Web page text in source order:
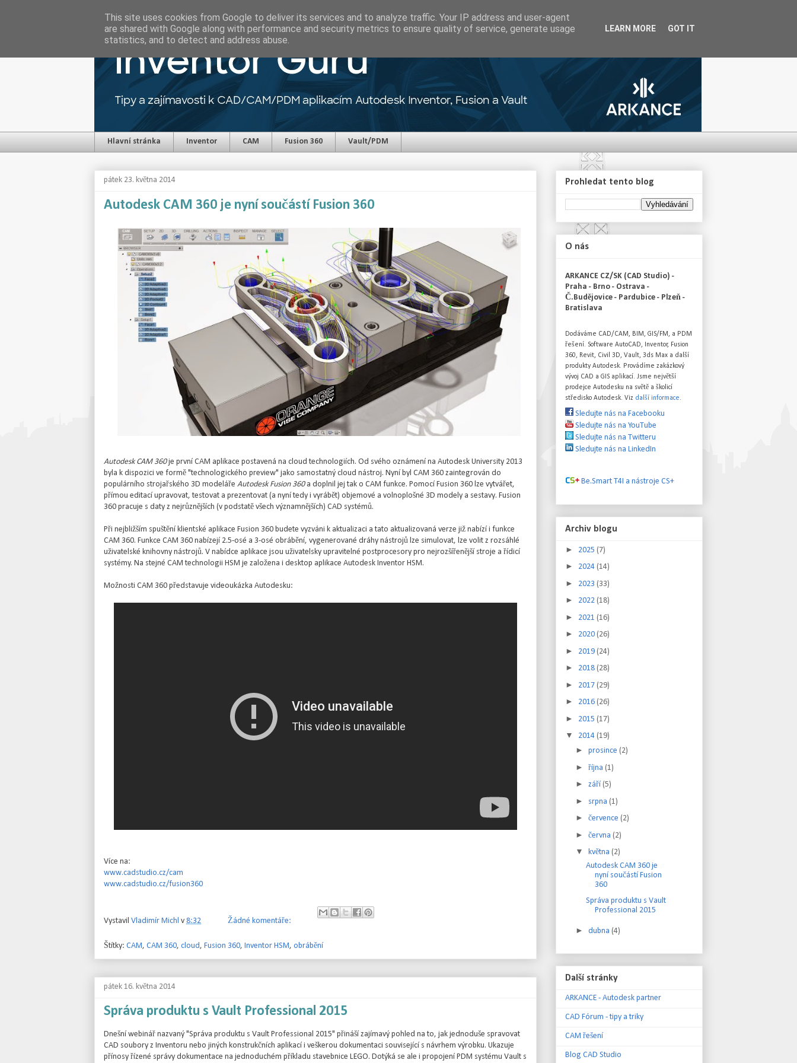
Hlavní stránka Inventor CAM Fusion 360 Vault/PDM
pátek 23. května 2014
Autodesk CAM 360 je nyní součástí Fusion 360
Autodesk CAM 360je první CAM aplikace postavená na cloud technologiích. Od svého oznámení na Autodesk University 2013
byla k dispozici ve formě "technologického preview" jako samostatný cloud nástroj. Nyní byl CAM 360 zaintegrován do
populárního strojařského 3D modeláře Autodesk Fusion 360a doplnil jej tak o CAM funkce. Pomocí Fusion 360 lze vytvářet,
přímou editací upravovat, testovat a prezentovat (a nyní tedy i vyrábět) objemové a volnoplošné 3D modely a sestavy. Fusion
360 pracuje s daty z nejrůznějších (v podstatě všech významnějších) CAD systémů.
Při nejbližším spuštění klientské aplikace Fusion 360 budete vyzváni k aktualizaci a tato aktualizovaná verze již nabízí i funkce
CAM 360. Funkce CAM 360 nabízejí 2.5-osé a 3-osé obrábění, vygenerované dráhy nástrojů lze simulovat, lze volit z rozsáhlé
uživatelské knihovny nástrojů. V nabídce aplikace jsou uživatelsky upravitelné postprocesory pro nejrozšířenější stroje a řídicí
systémy. Na stejné CAM technologii HSM je založena i desktop aplikace Autodesk Inventor HSM.
Možnosti CAM 360 představuje videoukázka Autodesku:
Více na:
www.cadstudio.cz/cam
www.cadstudio.cz/fusion360
Vystavil Vladimír Michl v 8:32 Žádné komentáře:
Štítky: CAM , CAM 360, cloud , Fusion 360, Inventor HSM , obrábění
pátek 16. května 2014
Správa produktu s Vault Professional 2015
Dnešní webinář nazvaný "Správa produktu s Vault Professional 2015" přináší zajímavý pohled na to, jak jednoduše spravovat
CAD soubory z Inventoru nebo jiných konstrukčních aplikací i veškerou dokumentaci související s návrhem výrobku. Ukazuje
přínosy řízené správy dokumentace na jednoduchém příkladu stavebnice LEGO. Dotýká se ale i propojení PDM systému Vault s
Prohledat tento blog
O nás
ARKANCE CZ/SK (CAD Studio) -
Praha - Brno - Ostrava -
Č.Budějovice - Pardubice - Plzeň -
Bratislava
Dodáváme CAD/CAM, BIM, GIS/FM, a PDM
řešení. Software AutoCAD, Inventor, Fusion
360, Revit, Civil 3D, Vault, 3ds Max a další
produkty Autodesk. Provádíme zakázkový
vývoj CAD a GIS aplikací. Jsme největší
prodejce Autodesku na světě a školicí
středisko Autodesk. Viz další informace.
Sledujte nás na Facebooku
Sledujte nás na YouTube
Sledujte nás na Twitteru
Sledujte nás na LinkedIn
Be.Smart T4I a nástroje CS+
Archiv blogu
► 2025 (7)
► 2024 (14)
► 2023 (33)
► 2022 (18)
► 2021 (16)
► 2020 (26)
► 2019 (24)
► 2018 (28)
► 2017 (29)
► 2016 (26)
► 2015 (17)
▼ 2014 (19)
► prosince (2)
► října (1)
► září (5)
► srpna (1)
► července (2)
► června (2)
▼ května (2)
Autodesk CAM 360 je
nyní součástí Fusion
360
Správa produktu s Vault
Professional 2015
► dubna (4)
Další stránky
ARKANCE - Autodesk partner
CAD Fórum - tipy a triky
CAM řešení
Blog CAD Studio
This site uses cookies from Google to deliver its services and to analyze traffic. Your IP address and user-agent
are shared with Google along with performance and security metrics to ensure quality of service, generate usage
statistics, and to detect and address abuse.
LEARN MORE GOT IT